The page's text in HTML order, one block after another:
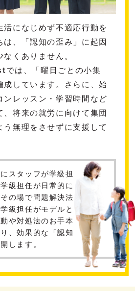
活になじめず不適応行動を
は、「認知の歪み」に起因
くありません。
では、「曜日ごとの小集
成しています。さらに、始
ンレッスン・学習時間など
、将来の就労に向けて集団
う無理をさせずに支援して
スタッフが学級担
級担任が日常的に
の場で問題解決法
級担任がモデルと
や対処法のお手本
、効果的な「認知
します。